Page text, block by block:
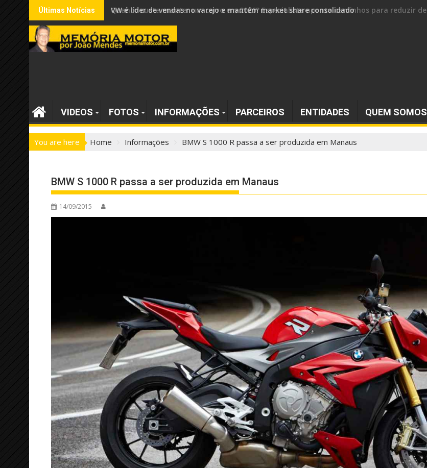
Skip
to
content
Últimas Notícias VW é líder de vendas no varejo e mantém market share consolidado
VIDEOS FOTOS INFORMAÇÕES PARCEIROS ENTIDADES QUEM SOMOS
You are here Home Informações BMW S 1000 R passa a ser produzida em Manaus
BMW S 1000 R passa a ser produzida em Manaus
14/09/2015